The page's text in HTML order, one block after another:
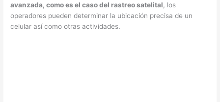
avanzada, como es el caso del rastreo satelital, los
operadores pueden determinar la ubicación precisa de un
celular así como otras actividades.